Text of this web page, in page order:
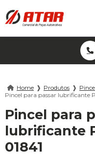
Home ❱ Produtos ❱
Pincel para passar lubrificante
Pincel para
lubrificante
01841